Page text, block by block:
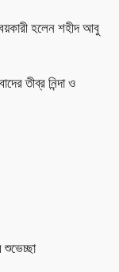
হলেন শহীদ আবু
তীব্র নিন্দা ও